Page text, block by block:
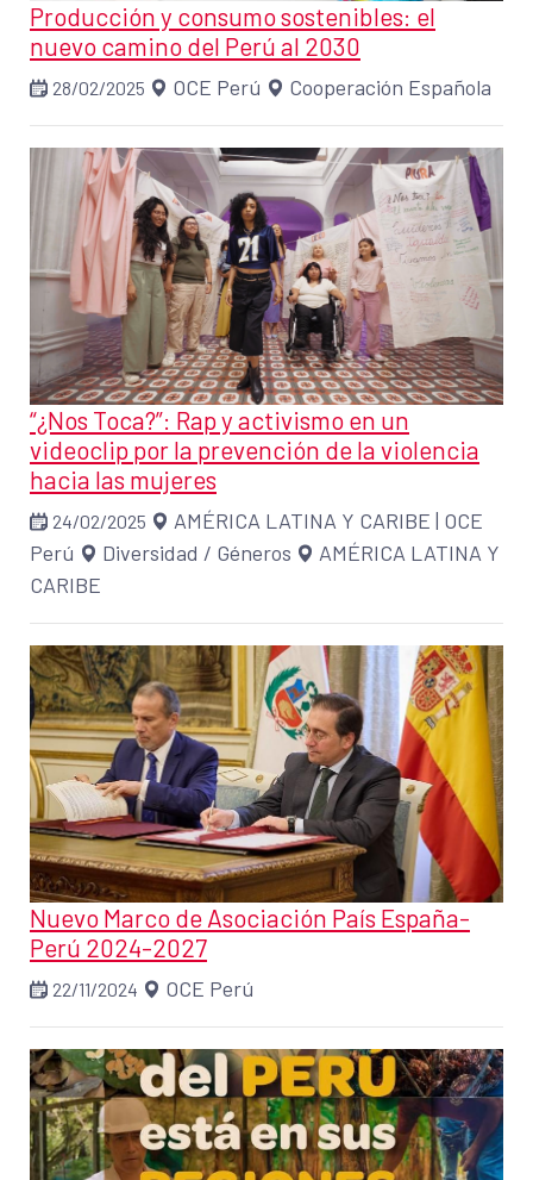
Producción y consumo sostenibles: el
nuevo camino del Perú al 2030
28/02/2025 OCE Perú Cooperación Española
“¿Nos Toca?”: Rap y activismo en un
videoclip por la prevención de la violencia
hacia las mujeres
24/02/2025 AMÉRICA LATINA Y CARIBE | OCE
Perú
Diversidad / Géneros
AMÉRICA LATINA Y
CARIBE
Nuevo Marco de Asociación País España-
Perú 2024-2027
22/11/2024 OCE Perú